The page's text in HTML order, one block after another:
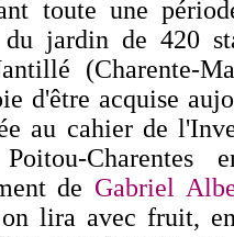
toute une
du jardin de 420
(Charente-
d'être acquise
au cahier de
Charentes
de Gabriel
on lira avec fruit,